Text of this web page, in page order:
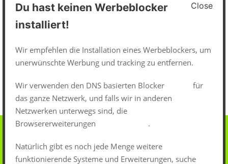
Impressum und Datenschutz
Datenschutzerklärung
Impressum
Close
Du hast keinen Werbeblocker
installiert!
Wir empfehlen die Installation eines Werbeblockers, um
unerwünschte Werbung und tracking zu entfernen.
Wir verwenden den DNS basierten Blocker
für
das ganze Netzwerk, und falls wir in anderen
Netzwerken unterwegs sind, die
Browsererweiterungen
.
Natürlich gibt es noch jede Menge weitere
funktionierende Systeme und Erweiterungen, suche